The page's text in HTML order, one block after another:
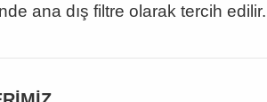
ana dış filtre olarak tercih edilir.